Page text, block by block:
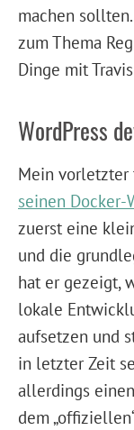
machen
zum Thema
Dinge mit
WordPress
Mein vorletzter
seinen
zuerst eine
und die
hat er gezeigt,
lokale
aufsetzen und
in letzter Zeit
allerdings
dem